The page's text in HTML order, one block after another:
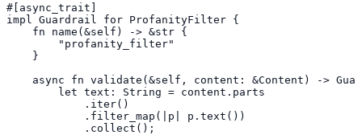
#[async_trait]
impl Guardrail for ProfanityFilter {
    fn name(&self) -> &str {
        "profanity_filter"
    }
async fn validate(&self, content: &Content) ->
        let text: String = content.parts
            .iter()
            .filter_map(|p| p.text())
            .collect();